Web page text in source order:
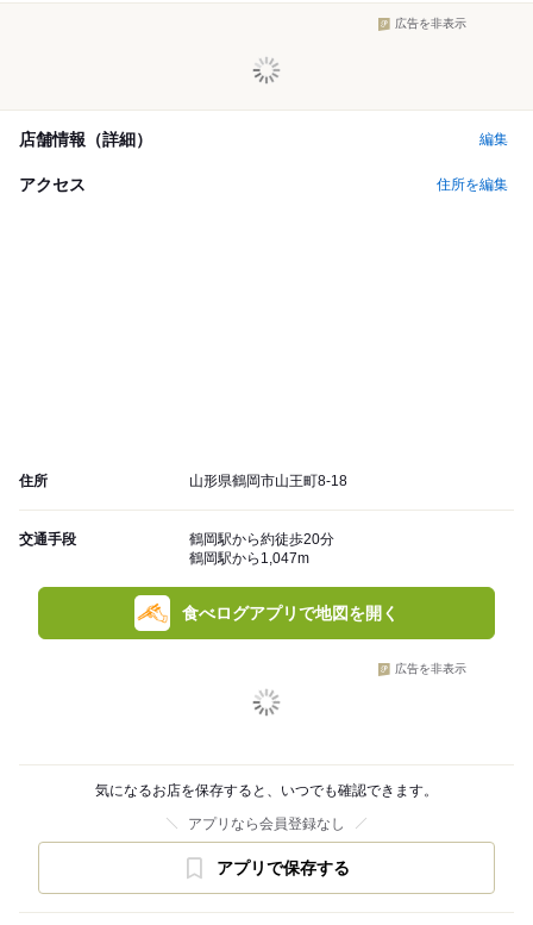
広告を非表示
店舗情報（詳細） 編集
アクセス 住所を編集
住所 山形県鶴岡市山王町8-18
交通手段
鶴岡駅から約徒歩20分
鶴岡駅から1,047m
食べログアプリで地図を開く
広告を非表示
気になるお店を保存すると、いつでも確認できます。
アプリなら会員登録なし
アプリで保存する